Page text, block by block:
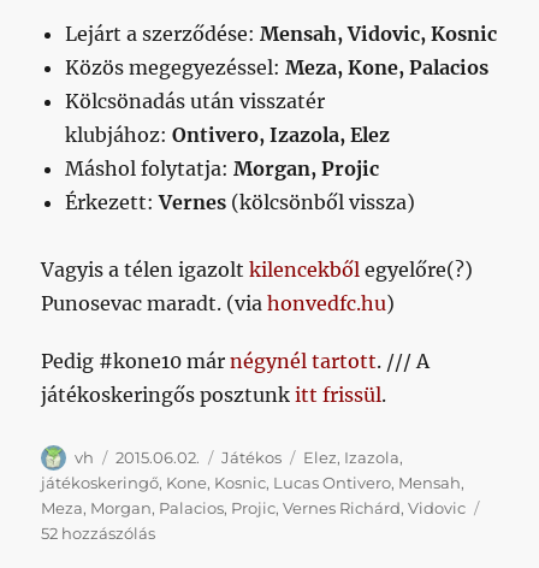
Lejárt a szerződése:Mensah, Vidovic, Kosnic
Közös megegyezéssel:Meza, Kone, Palacios
Kölcsönadás után visszatér
klubjához:Ontivero, Izazola, Elez
Máshol folytatja:Morgan, Projic
Érkezett:Vernes (kölcsönből vissza)
Vagyis a télen igazoltkilencekből egyelőre(?)
Punosevac maradt. (viahonvedfc.hu)
Pedig #kone10 márnégynél tartott. /// A
játékoskeringős posztunkitt frissül.
Szerző
vh Közzétéve
2015.06.02. Kategória
Játékos Címke
Elez, Izazola,
játékoskeringő, Kone, Kosnic, Lucas Ontivero, Mensah,
Meza, Morgan, Palacios, Projic,Vernes Richárd,Vidovic
52 hozzászólás11